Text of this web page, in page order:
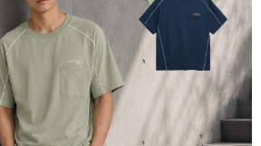
；若仍有額度不足之情形，本公司將視審查結果
或使用他人資訊註冊。若發現惡意使用之情形，
權停止該用戶之使用額度並採取法律行動。